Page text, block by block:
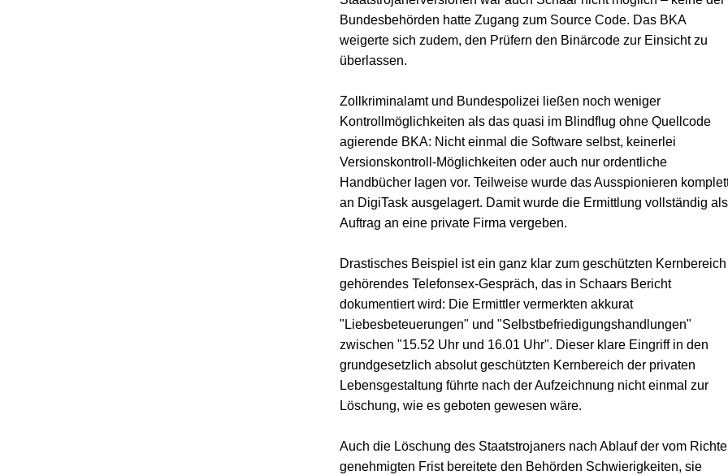
Bundesbehörden hatte Zugang zum Source Code. Das BKA
weigerte sich zudem, den Prüfern den Binärcode zur Einsicht zu
überlassen.
Zollkriminalamt und Bundespolizei ließen noch weniger
Kontrollmöglichkeiten als das quasi im Blindflug ohne Quellcode
agierende BKA: Nicht einmal die Software selbst, keinerlei
Versionskontroll-Möglichkeiten oder auch nur ordentliche
Handbücher lagen vor. Teilweise wurde das Ausspionieren
an DigiTask ausgelagert. Damit wurde die Ermittlung vollständig als
Auftrag an eine private Firma vergeben.
Drastisches Beispiel ist ein ganz klar zum geschützten Kernbereich
gehörendes Telefonsex-Gespräch, das in Schaars Bericht
dokumentiert wird: Die Ermittler vermerkten akkurat
"Liebesbeteuerungen" und "Selbstbefriedigungshandlungen"
zwischen "15.52 Uhr und 16.01 Uhr". Dieser klare Eingriff in den
grundgesetzlich absolut geschützten Kernbereich der privaten
Lebensgestaltung führte nach der Aufzeichnung nicht einmal zur
Löschung, wie es geboten gewesen wäre.
Auch die Löschung des Staatstrojaners nach Ablauf der vom
genehmigten Frist bereitete den Behörden Schwierigkeiten, sie